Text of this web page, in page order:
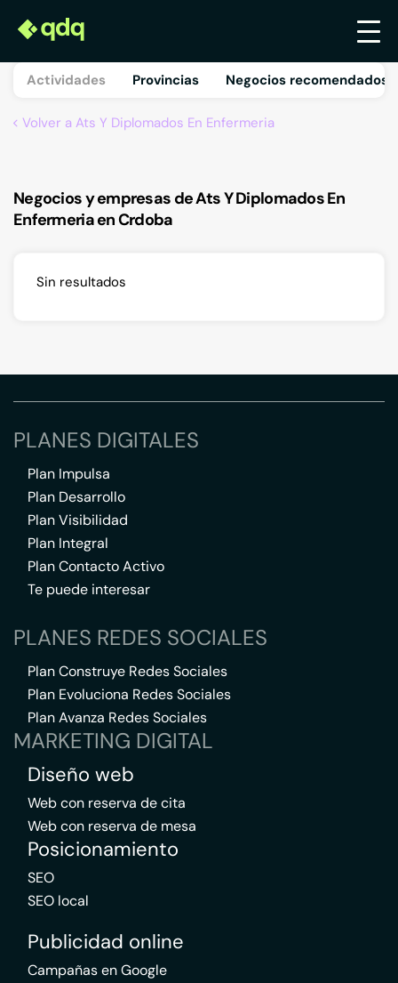
Actividades Provincias Negocios recomendados
Volver a Ats Y Diplomados En Enfermeria
Negocios y empresas de Ats Y Diplomados En
Enfermeria en Crdoba
Sin resultados
PLANES DIGITALES
Plan Impulsa
Plan Desarrollo
Plan Visibilidad
Plan Integral
Plan Contacto Activo
Te puede interesar
PLANES REDES SOCIALES
Plan Construye Redes Sociales
Plan Evoluciona Redes Sociales
Plan Avanza Redes Sociales
MARKETING DIGITAL
Diseño web
Web con reserva de cita
Web con reserva de mesa
Posicionamiento
SEO
SEO local
Publicidad online
Campañas en Google